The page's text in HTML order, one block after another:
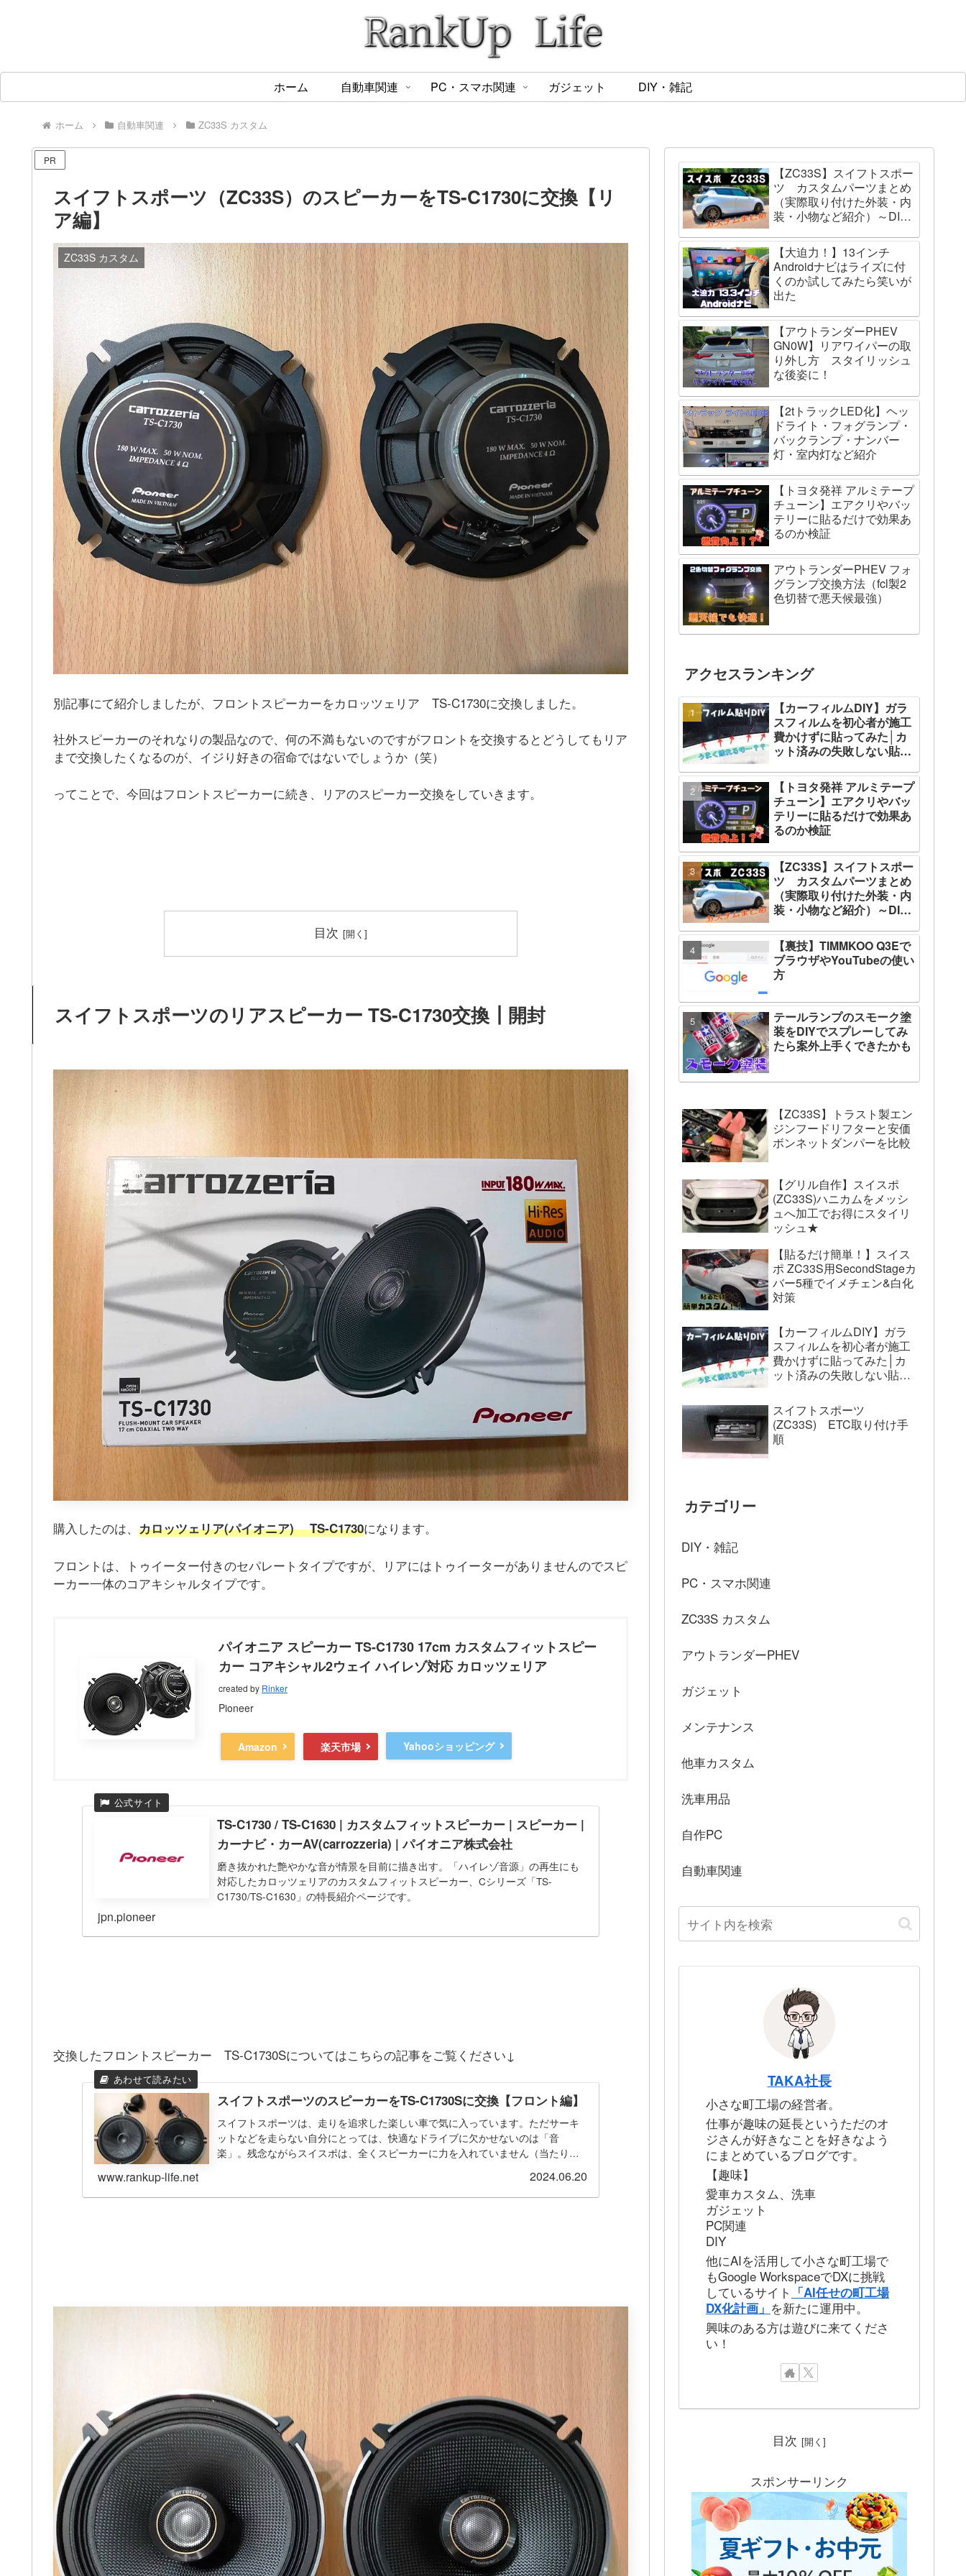
ホーム 自動車関連 PC・スマホ関連 ガジェット DIY・雑記
ホーム 自動車関連 ZC33S カスタム
PR
スイフトスポーツ（ZC33S）のスピーカーをTS-C1730に交換【リ
ア編】
ZC33S カスタム
別記事にて紹介しましたが、フロントスピーカーをカロッツェリア TS-C1730に交換しました。
社外スピーカーのそれなりの製品なので、何の不満もないのですがフロントを交換するとどうしてもリア
まで交換したくなるのが、イジり好きの宿命ではないでしょうか（笑）
ってことで、今回はフロントスピーカーに続き、リアのスピーカー交換をしていきます。
目次
スイフトスポーツのリアスピーカー TS-C1730交換┃開封
購入したのは、 カロッツェリア(パイオニア) TS-C1730になります。
フロントは、トゥイーター付きのセパレートタイプですが、リアにはトゥイーターがありませんのでスピ
ーカー一体のコアキシャルタイプです。
パイオニア スピーカー TS-C1730 17cm カスタムフィットスピー
カー コアキシャル2ウェイ ハイレゾ対応 カロッツェリア
created by Rinker
Pioneer
Amazon 楽天市場 Yahooショッピング
TS-C1730 / TS-C1630 | カスタムフィットスピーカー | スピーカー |
カーナビ・カーAV(carrozzeria) | パイオニア株式会社
磨き抜かれた艶やかな音が情景を目前に描き出す。「ハイレゾ音源」の再生にも
対応したカロッツェリアのカスタムフィットスピーカー、Cシリーズ「TS-
C1730/TS-C1630」の特長紹介ページです。
jpn.pioneer
交換したフロントスピーカー TS-C1730Sについてはこちらの記事をご覧ください↓
スイフトスポーツのスピーカーをTS-C1730Sに交換【フロント編】
スイフトスポーツは、走りを追求した楽しい車で気に入っています。ただサーキ
ットなどを走らない自分にとっては、快適なドライブに欠かせないのは「音
楽」。残念ながらスイスポは、全くスピーカーに力を入れていません（当たり前
www.rankup-life.net 2024.06.20
【ZC33S】スイフトスポー
ツ カスタムパーツまとめ
（実際取り付けた外装・内
装・小物など紹介）～DIY
【大迫力！】13インチ
Androidナビはライズに付
くのか試してみたら笑いが
出た
【アウトランダーPHEV
GN0W】リアワイパーの取
り外し方 スタイリッシュ
な後姿に！
【2tトラックLED化】ヘッ
ドライト・フォグランプ・
バックランプ・ナンバー
灯・室内灯など紹介
【トヨタ発祥 アルミテープ
チューン】エアクリやバッ
テリーに貼るだけで効果あ
るのか検証
アウトランダーPHEV フォ
グランプ交換方法（fcl製2
色切替で悪天候最強）
アクセスランキング
【カーフィルムDIY】ガラ
スフィルムを初心者が施工
費かけずに貼ってみた│カ
ット済みの失敗しない貼り
【トヨタ発祥 アルミテープ
チューン】エアクリやバッ
テリーに貼るだけで効果あ
るのか検証
【ZC33S】スイフトスポー
ツ カスタムパーツまとめ
（実際取り付けた外装・内
装・小物など紹介）～DIY
【裏技】TIMMKOO ‎Q3Eで
ブラウザやYouTubeの使い
方
テールランプのスモーク塗
装をDIYでスプレーしてみ
たら案外上手くできたかも
【ZC33S】トラスト製エン
ジンフードリフターと安価
ボンネットダンパーを比較
【グリル自作】スイスポ
(ZC33S)ハニカムをメッシ
ュへ加工でお得にスタイリ
ッシュ★
【貼るだけ簡単！】スイス
ポ ZC33S用SecondStageカ
バー5種でイメチェン&白化
対策
【カーフィルムDIY】ガラ
スフィルムを初心者が施工
費かけずに貼ってみた│カ
ット済みの失敗しない貼り
スイフトスポーツ
(ZC33S) ETC取り付け手
順
カテゴリー
DIY・雑記
PC・スマホ関連
ZC33S カスタム
アウトランダーPHEV
ガジェット
メンテナンス
他車カスタム
洗車用品
自作PC
自動車関連
TAKA社長
小さな町工場の経営者。
仕事が趣味の延長というただのオ
ジさんが好きなことを好きなよう
にまとめているブログです。
【趣味】
愛車カスタム、洗車
ガジェット
PC関連
DIY
他にAIを活用して小さな町工場で
もGoogle WorkspaceでDXに挑戦
しているサイト 「AI任せの町工場
DX化計画」 を新たに運用中。
興味のある方は遊びに来てくださ
い！
目次
スポンサーリンク